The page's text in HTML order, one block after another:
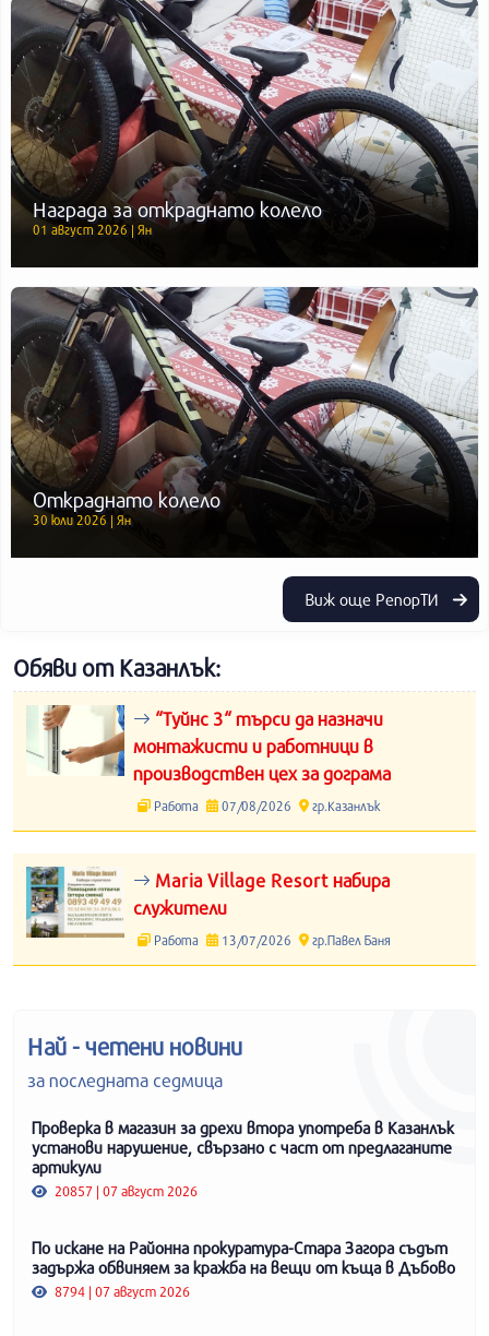
Награда за откраднато колело
01 август 2026 | Ян
Откраднато колело
30 юли 2026 | Ян
Виж още РепорТИ
Обяви от Казанлък:
“Туйнс 3“ търси да назначи
монтажисти и работници в
производствен цех за дограма
Работа 07/08/2026 гр.Казанлък
Maria Village Resort набира
служители
Работа 13/07/2026 гр.Павел Баня
Най - четени новини
за последната седмица
Проверка в магазин за дрехи втора употреба в Казанлък
установи нарушение, свързано с част от предлаганите
артикули
20857 | 07 август 2026
По искане на Районна прокуратура-Стара Загора съдът
задържа обвиняем за кражба на вещи от къща в Дъбово
8794 | 07 август 2026